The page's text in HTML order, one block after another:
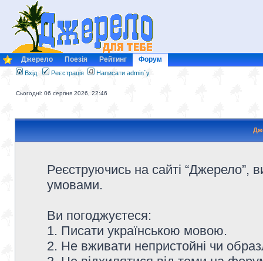
Джерело Поезія Рейтинг Форум
Вхід Реєстрація Написати admin`у
Сьогодні: 06 серпня 2026, 22:46
Реєструючись на сайті “Джерело”,
умовами.
Ви погоджуєтеся:
1. Писати українською мовою.
2. Не вживати непристойні чи